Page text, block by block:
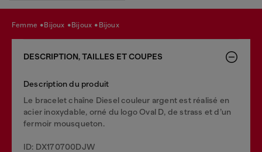
femme bijoux bijoux bijoux
DESCRIPTION, TAILLES ET COUPES
Description du produit
Le bracelet chaîne Diesel couleur argent est réalisé en
acier inoxydable, orné du logo Oval D, de strass et d’un
fermoir mousqueton.
ID: DX170700DJW